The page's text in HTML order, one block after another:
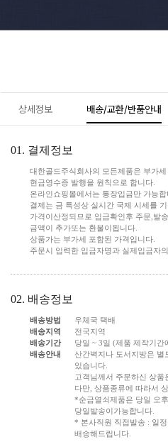
상세정보 배송/교환/반품안내
01. 결제정보
대한골드주식회사의 모든제품은 부가
현금영수증 발행을 원칙으로 합니다.
온라인쇼핑몰에서는 통장입금만 가능합
결제는 금 특성상 실시간 국제 시세를 기
가격이산정되므로 입금확인후 주문,발
금액이 추가또는 환불이됩니다.
상품가는 부가세 포함된 가격입니다.
주문시 입력한 입금자명과 실제입금자
02. 배송정보
배송방법
우체국 택배
배송지역
전국지역
배송기간
당일 ~ 3일 (제품 제작기간
배송안내
산간벽지나 도서지방은 별
있습니다.
고객님께서 주문하신 상품
다만, 상품종류에 따라서
*순금열쇠제품은 당일 오
당일발송이가능합니다.
* 본사직원 직접발송 : 일
배송해드립니다.